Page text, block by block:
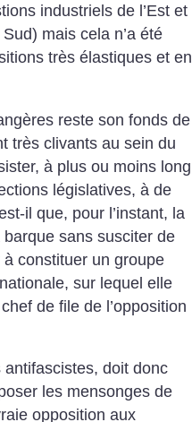
industriels de l’Est et
mais cela n’a été
très élastiques et en
reste son fonds de
très clivants au sein du
à plus ou moins long
législatives, à de
il que, pour l’instant, la
sans susciter de
constituer un groupe
sur lequel elle
de file de l’opposition
antifascistes, doit donc
les mensonges de
opposition aux